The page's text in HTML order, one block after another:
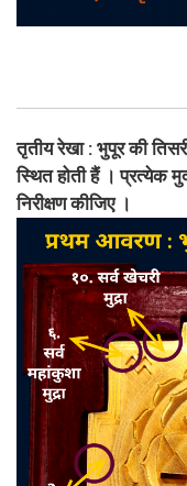
तृतीय रेखा : भुपूर की
स्थित होती हैं । प्रत्येक
निरीक्षण कीजिए ।